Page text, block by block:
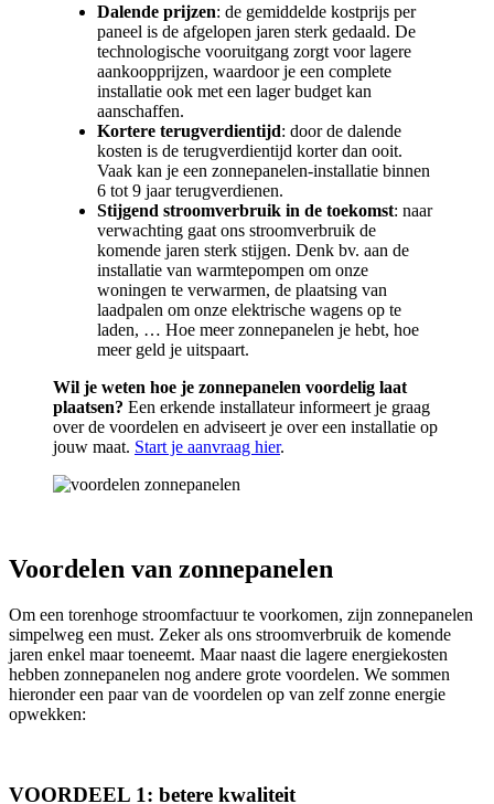
Dalende prijzen: de gemiddelde kostprijs per
paneel is de afgelopen jaren sterk gedaald. De
technologische vooruitgang zorgt voor lagere
aankoopprijzen, waardoor je een complete
installatie ook met een lager budget kan
aanschaffen.
Kortere terugverdientijd: door de dalende
kosten is de terugverdientijd korter dan ooit.
Vaak kan je een zonnepanelen-installatie binnen
6 tot 9 jaar terugverdienen.
Stijgend stroomverbruik in de toekomst: naar
verwachting gaat ons stroomverbruik de
komende jaren sterk stijgen. Denk bv. aan de
installatie van warmtepompen om onze
woningen te verwarmen, de plaatsing van
laadpalen om onze elektrische wagens op te
laden, … Hoe meer zonnepanelen je hebt, hoe
meer geld je uitspaart.
Wil je weten hoe je zonnepanelen voordelig laat
plaatsen? Een erkende installateur informeert je graag
over de voordelen en adviseert je over een installatie op
jouw maat. Start je aanvraag hier.
Voordelen van zonnepanelen
Om een torenhoge stroomfactuur te voorkomen, zijn zonnepanelen
simpelweg een must. Zeker als ons stroomverbruik de komende
jaren enkel maar toeneemt. Maar naast die lagere energiekosten
hebben zonnepanelen nog andere grote voordelen. We sommen
hieronder een paar van de voordelen op van zelf zonne energie
opwekken:
VOORDEEL 1: betere kwaliteit